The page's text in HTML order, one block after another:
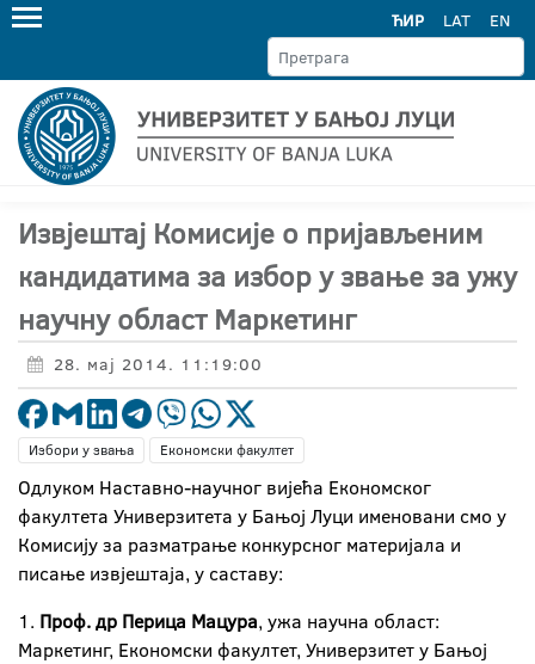
ЋИР LAT EN
Извјештај Комисије о пријављеним
кандидатима за избор у звање за ужу
научну област Маркетинг
28. мај 2014. 11:19:00
Избори у звања Економски факултет
Одлуком Наставно-научног вијећа Економског
факултета Универзитета у Бањој Луци именовани смо у
Комисију за разматрање конкурсног материјала и
писање извјештаја, у саставу:
1. Проф. др Перица Мацура, ужа научна област:
Маркетинг, Економски факултет, Универзитет у Бањој